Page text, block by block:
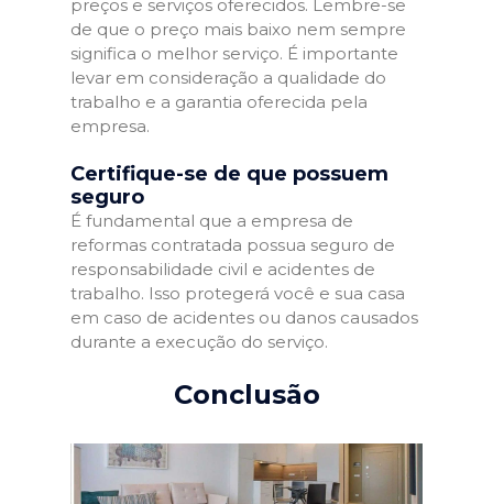
preços e serviços oferecidos. Lembre-se
de que o preço mais baixo nem sempre
significa o melhor serviço. É importante
levar em consideração a qualidade do
trabalho e a garantia oferecida pela
empresa.
Certifique-se de que possuem
seguro
É fundamental que a empresa de
reformas contratada possua seguro de
responsabilidade civil e acidentes de
trabalho. Isso protegerá você e sua casa
em caso de acidentes ou danos causados
durante a execução do serviço.
Conclusão